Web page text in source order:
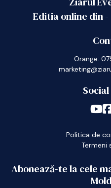
Editia online din -
Orange:
Politica de
Termeni
Abonează-te la cele